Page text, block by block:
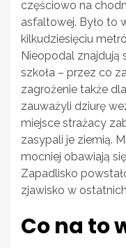
częściowo na
asfaltowej. Było to
kilkudziesięciu
Nieopodal znajdują
szkoła – przez co
zagrożenie także
zauważyli dziurę
miejsce strażacy
zasypali je ziemią.
mocniej obawiają
Zapadlisko
zjawisko w
Co na to